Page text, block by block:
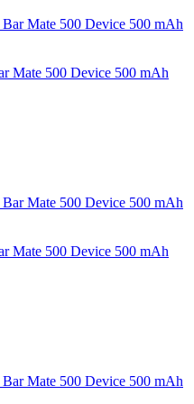
Mate 500 Device 500 mAh
Mate 500 Device 500 mAh